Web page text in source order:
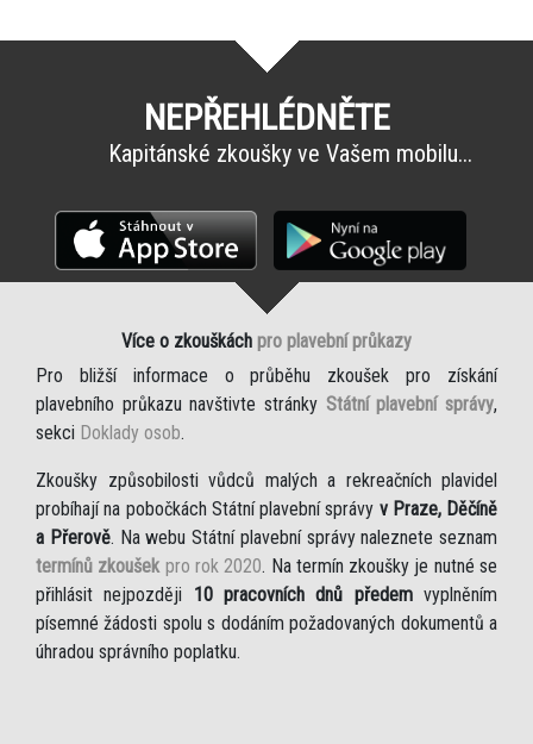
NEPŘEHLÉDNĚTE
Kapitánské zkoušky ve Vašem mobilu...
Více o zkouškách pro plavební průkazy
Pro bližší informace o průběhu zkoušek pro získání
plavebního průkazu navštivte stránky Státní plavební správy,
sekci Doklady osob.
Zkoušky způsobilosti vůdců malých a rekreačních plavidel
probíhají na pobočkách Státní plavební správy v Praze, Děčíně
a Přerově. Na webu Státní plavební správy naleznete seznam
termínů zkoušek pro rok 2020. Na termín zkoušky je nutné se
přihlásit nejpozději 10 pracovních dnů předemvyplněním
písemné žádosti spolu s dodáním požadovaných dokumentů a
úhradou správního poplatku.